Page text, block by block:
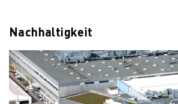
Nachhaltigkeit